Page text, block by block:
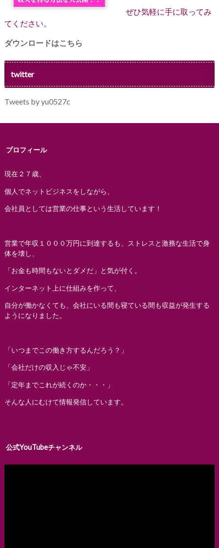
ぜひ気軽に手に取ってみ
てください。
ダウンロードはこちら
twitter
Tweets by yu0527c
プロフィール
現在２７歳、
個人でネットビジネスをしながら、
会社員としては営業の仕事という生活しています！
営業で年収１０００万円に到達するも、ストレスと激務な生活で身
体を壊し、
「お金も時間もないとダメだ」と気が付く。
インターネット上に仕組みを作って、
自分が働かなくても、会社にいる間も寝ている間も収益が発生する
ようになりました。
「いつまでこの働き方するんだろう？」
「会社だけの収入じゃ不安」
「定年までこれが続くのか・・・」
そんな人にむけて情報発信しています。
公式YouTubeチャンネル